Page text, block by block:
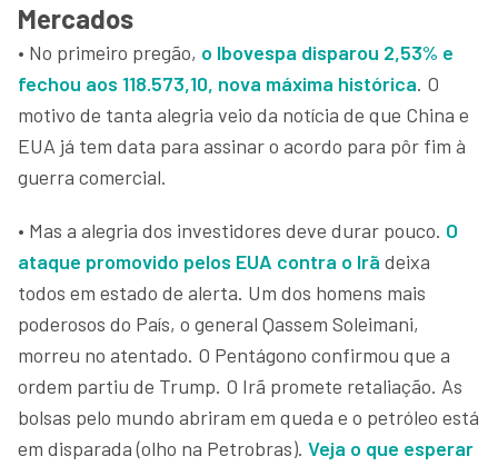
Mercados
• No primeiro pregão, o Ibovespa disparou 2,53% e
fechou aos 118.573,10, nova máxima histórica. O
motivo de tanta alegria veio da notícia de que China e
EUA já tem data para assinar o acordo para pôr fim à
guerra comercial.
• Mas a alegria dos investidores deve durar pouco. O
ataque promovido pelos EUA contra o Irã deixa
todos em estado de alerta. Um dos homens mais
poderosos do País, o general Qassem Soleimani,
morreu no atentado. O Pentágono confirmou que a
ordem partiu de Trump. O Irã promete retaliação. As
bolsas pelo mundo abriram em queda e o petróleo está
em disparada (olho na Petrobras). Veja o que esperar